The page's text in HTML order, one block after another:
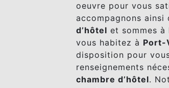
oeuvre pour vous
accompagnons
d’hôtel et sommes à
vous habitez à Port-
disposition pour
renseignements
chambre d’hôtel.